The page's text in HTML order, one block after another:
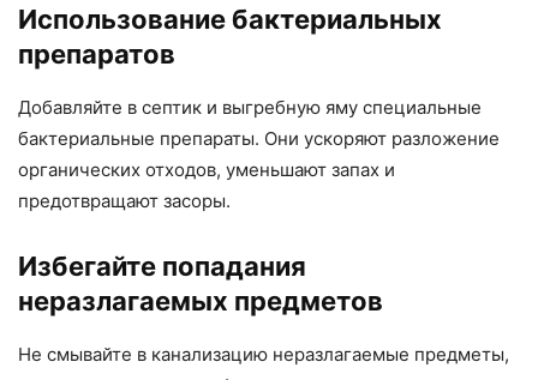
Использование бактериальных
препаратов
Добавляйте в септик и выгребную яму специальные
бактериальные препараты. Они ускоряют разложение
органических отходов, уменьшают запах и
предотвращают засоры.
Избегайте попадания
неразлагаемых предметов
Не смывайте в канализацию неразлагаемые предметы,